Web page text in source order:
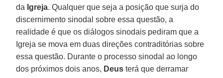
da Igreja. Qualquer que seja a posição que surja do
discernimento sinodal sobre essa questão, a
realidade é que os diálogos sinodais pediram que a
Igreja se mova em duas direções contraditórias sobre
essa questão. Durante o processo sinodal ao longo
dos próximos dois anos, Deus terá que derramar